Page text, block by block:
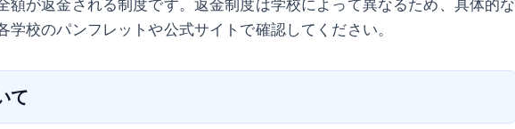
額が返金される制度です。返金制度は学校によって異なるため、具体的な
学校のパンフレットや公式サイトで確認してください。
て